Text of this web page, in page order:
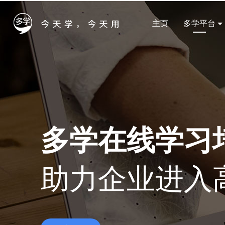
主页 多学平台
多学在线学习
助力企业进入